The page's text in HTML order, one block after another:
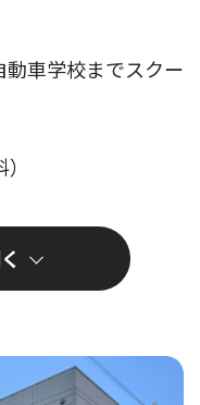
車学校までスクー